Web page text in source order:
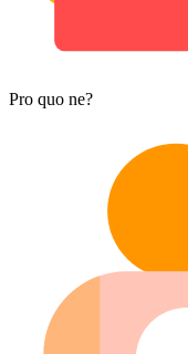
Pro quo ne?